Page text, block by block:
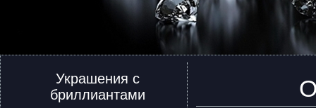
Украшения с
бриллиантами